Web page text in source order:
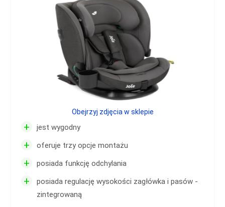
+ jest wygodny
+ oferuje trzy opcje montażu
+ posiada funkcję odchylania
+
posiada regulację wysokości zagłówka i pasów -
zintegrowaną
Obejrzyj zdjęcia w sklepie